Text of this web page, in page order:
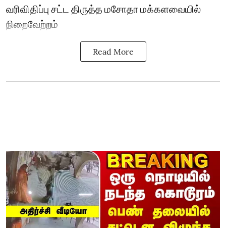
வரிவிதிப்பு சட்ட திருத்த மசோதா மக்களவையில்
நிறைவேற்றம்
Read More